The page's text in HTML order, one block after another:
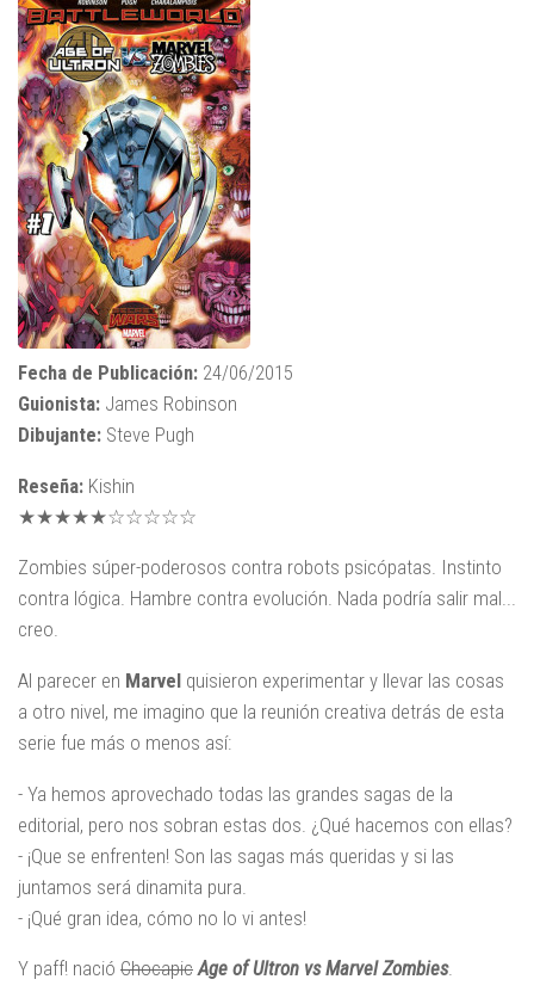
Fecha de Publicación: 24/06/2015
Guionista: James Robinson
Dibujante: Steve Pugh
Reseña: Kishin
★★★★★☆☆☆☆☆
Zombies súper-poderosos contra robots psicópatas. Instinto
contra lógica. Hambre contra evolución. Nada podría salir mal...
creo.
Al parecer en Marvel quisieron experimentar y llevar las cosas
a otro nivel, me imagino que la reunión creativa detrás de esta
serie fue más o menos así:
- Ya hemos aprovechado todas las grandes sagas de la
editorial, pero nos sobran estas dos. ¿Qué hacemos con ellas?
- ¡Que se enfrenten! Son las sagas más queridas y si las
juntamos será dinamita pura.
- ¡Qué gran idea, cómo no lo vi antes!
Y paff! nació Chocapic Age of Ultron vs Marvel Zombies.